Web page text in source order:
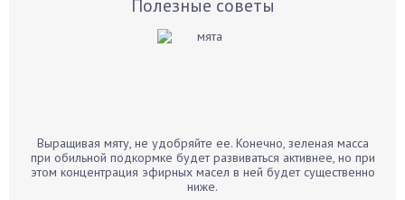
Бархатцы
Бегония
Полезные советы
Выращивая мяту, не удобряйте ее. Конечно, зеленая масса
при обильной подкормке будет развиваться активнее, но при
этом концентрация эфирных масел в ней будет существенно
ниже.